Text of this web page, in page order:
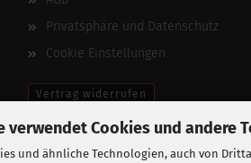
verwendet Cookies und andere
und ähnliche Technologien, auch von
Privatsphäre und Datenschutz
Cookie Einstellungen
Vertrag widerrufen